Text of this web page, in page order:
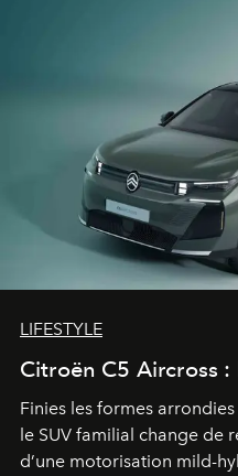
LIFESTYLE
Citroën C5 Aircross
Finies les formes
le SUV familial change de
d’une motorisation mild-